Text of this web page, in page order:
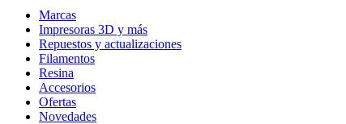
Marcas
Impresoras 3D y más
Repuestos y actualizaciones
Filamentos
Resina
Accesorios
Ofertas
Novedades